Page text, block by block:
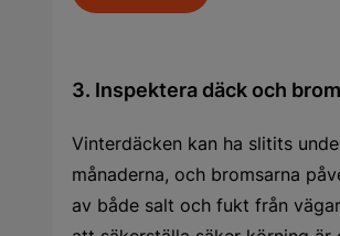
3. Inspektera däck och
Vinterdäcken kan ha slitits
månaderna, och bromsarna
av både salt och fukt från